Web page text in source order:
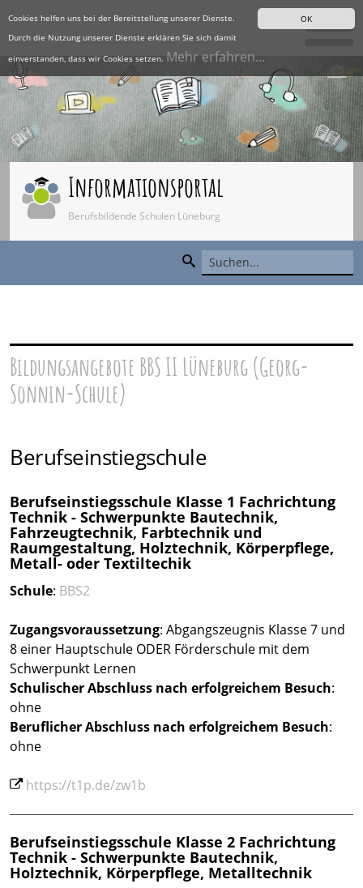
OK
Cookies helfen uns bei der Bereitstellung unserer Dienste.
Durch die Nutzung unserer Dienste erklären Sie sich damit
einverstanden, dass wir Cookies setzen. Mehr erfahren...
Informationsportal
Berufsbildende Schulen Lüneburg
Bildungsangebote BBS II Lüneburg (Georg-
Sonnin-Schule)
Berufseinstiegschule
Berufseinstiegsschule Klasse 1 Fachrichtung
Technik - Schwerpunkte Bautechnik,
Fahrzeugtechnik, Farbtechnik und
Raumgestaltung, Holztechnik, Körperpflege,
Metall- oder Textiltechik
Schule: BBS2
Zugangsvoraussetzung: Abgangszeugnis Klasse 7 und
8 einer Hauptschule ODER Förderschule mit dem
Schwerpunkt Lernen
Schulischer Abschluss nach erfolgreichem Besuch:
ohne
Beruflicher Abschluss nach erfolgreichem Besuch:
ohne
https://t1p.de/zw1b
Berufseinstiegsschule Klasse 2 Fachrichtung
Technik - Schwerpunkte Bautechnik,
Holztechnik, Körperpflege, Metalltechnik